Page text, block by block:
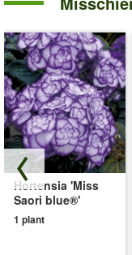
Hortensia 'Miss
Saori blue®'
1 plant